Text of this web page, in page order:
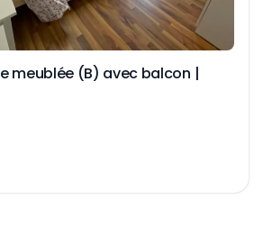
meublée (B) avec balcon |